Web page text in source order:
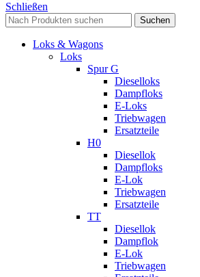
Schließen
Suchen
Loks & Wagons
Loks
Spur G
Dieselloks
Dampfloks
E-Loks
Triebwagen
Ersatzteile
H0
Diesellok
Dampfloks
E-Lok
Triebwagen
Ersatzteile
TT
Diesellok
Dampflok
E-Lok
Triebwagen